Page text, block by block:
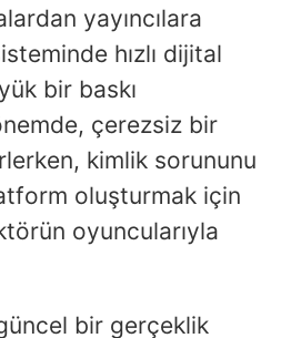
yayıncılara
hızlı dijital
bir baskı
çerezsiz bir
kimlik sorununu
oluşturmak için
oyuncularıyla
bir gerçeklik